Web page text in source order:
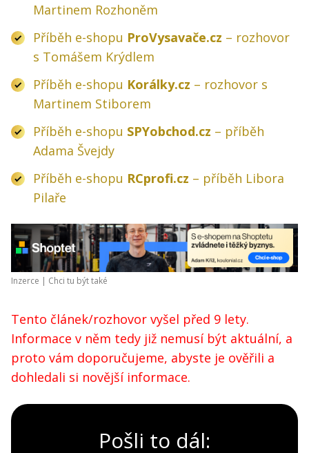
Martinem Rozhoněm
Příběh e-shopu ProVysavače.cz – rozhovor
s Tomášem Krýdlem
Příběh e-shopu Korálky.cz – rozhovor s
Martinem Stiborem
Příběh e-shopu SPYobchod.cz – příběh
Adama Švejdy
Příběh e-shopu RCprofi.cz – příběh Libora
Pilaře
Inzerce | Chci tu být také
Tento článek/rozhovor vyšel před 9 lety.
Informace v něm tedy již nemusí být aktuální, a
proto vám doporučujeme, abyste je ověřili a
dohledali si novější informace.
Pošli to dál: